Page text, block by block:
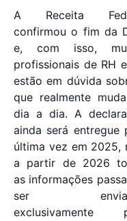
A Receita
confirmou o fim da
e, com isso,
profissionais de RH
estão em dúvida
que realmente
dia a dia. A
ainda será entregue
última vez em 2025,
a partir de 2026
as informações
ser
exclusivamente